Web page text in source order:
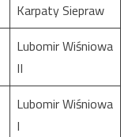
Karpaty Siepraw
Lubomir Wiśniowa
II
Lubomir Wiśniowa
I